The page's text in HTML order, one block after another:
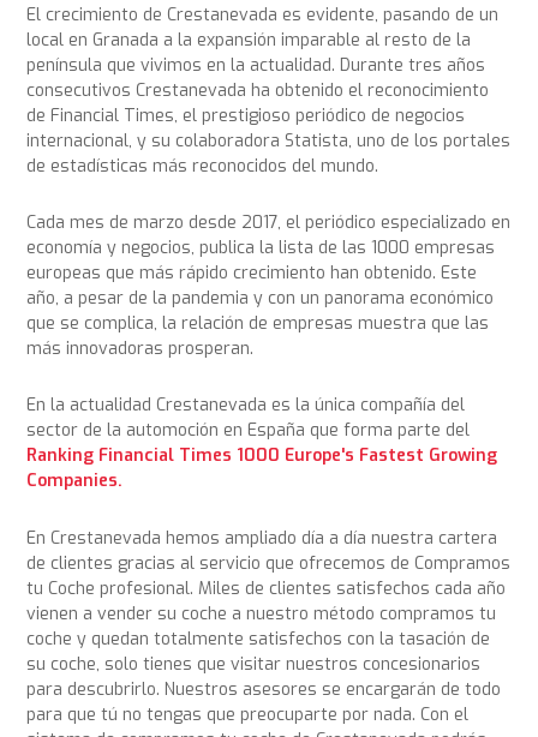
El crecimiento de Crestanevada es evidente, pasando de un
local en Granada a la expansión imparable al resto de la
península que vivimos en la actualidad. Durante tres años
consecutivos Crestanevada ha obtenido el reconocimiento
de Financial Times, el prestigioso periódico de negocios
internacional, y su colaboradora Statista, uno de los portales
de estadísticas más reconocidos del mundo.
Cada mes de marzo desde 2017, el periódico especializado en
economía y negocios, publica la lista de las 1000 empresas
europeas que más rápido crecimiento han obtenido. Este
año, a pesar de la pandemia y con un panorama económico
que se complica, la relación de empresas muestra que las
más innovadoras prosperan.
En la actualidad Crestanevada es la única compañía del
sector de la automoción en España que forma parte del
Ranking Financial Times 1000 Europe's Fastest Growing
Companies.
En Crestanevada hemos ampliado día a día nuestra cartera
de clientes gracias al servicio que ofrecemos de Compramos
tu Coche profesional. Miles de clientes satisfechos cada año
vienen a vender su coche a nuestro método compramos tu
coche y quedan totalmente satisfechos con la tasación de
su coche, solo tienes que visitar nuestros concesionarios
para descubrirlo. Nuestros asesores se encargarán de todo
para que tú no tengas que preocuparte por nada. Con el